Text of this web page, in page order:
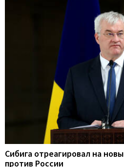
Сибига отреагировал на
против России